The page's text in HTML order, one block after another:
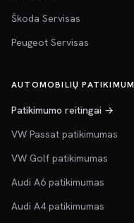
Škoda Servisas
Peugeot Servisas
AUTOMOBILIŲ
Patikimumo reitingai →
VW Passat patikimumas
VW Golf patikimumas
Audi A6 patikimumas
Audi A4 patikimumas